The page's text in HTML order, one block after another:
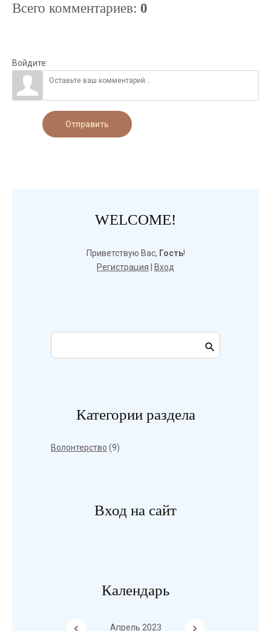
Всего комментариев: 0
Войдите:
Отправить
WELCOME!
Приветствую Вас, Гость!
Регистрация
Вход
Категории раздела
Волонтерство (9)
Вход на сайт
Календарь
Апрель 2023